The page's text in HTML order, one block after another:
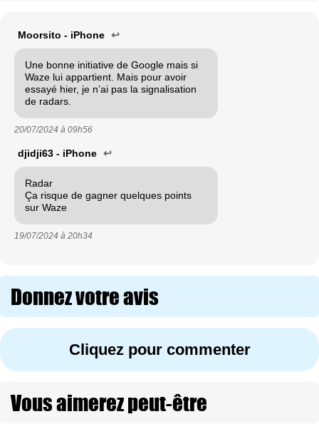
Moorsito - iPhone ↩
Une bonne initiative de Google mais si
Waze lui appartient. Mais pour avoir
essayé hier, je n’ai pas la signalisation
de radars.
20/07/2024 à 09h56
djidji63 - iPhone ↩
Radar
Ça risque de gagner quelques points
sur Waze
19/07/2024 à 20h34
Donnez votre avis
Cliquez pour commenter
Vous aimerez peut-être